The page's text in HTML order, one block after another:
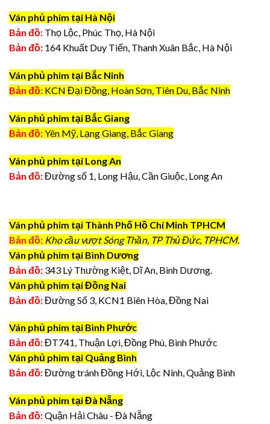
Ván phủ phim tại Hà Nội
Bản đồ: Thọ Lộc, Phúc Thọ, Hà Nội
Bản đồ: 164 Khuất Duy Tiến, Thanh Xuân Bắc, Hà Nội
Ván phủ phim tại Bắc Ninh
Bản đồ: KCN Đại Đồng, Hoàn Sơn, Tiên Du, Bắc Ninh
Ván phủ phim tại Bắc Giang
Bản đồ:Yên Mỹ, Lạng Giang, Bắc Giang
Ván phủ phim tại Long An
Bản đồ:Đường số 1, Long Hậu, Cần Giuộc, Long An
Ván phủ phim tại Thành Phố Hồ Chí Minh TPHCM
Bản đồ: Kho cầu vượt Sóng Thần, TP Thủ Đức, TPHCM.
Ván phủ phim tại Bình Dương
Bản đồ: 343 Lý Thường Kiệt, Dĩ An, Bình Dương.
Ván phủ phim tại Đồng Nai
Bản đồ:Đường Số 3, KCN1 Biên Hòa, Đồng Nai
Ván phủ phim tại Bình Phước
Bản đồ:ĐT741, Thuận Lợi, Đồng Phú, Bình Phước
Ván phủ phim tại Quảng Bình
Bản đồ:Đường tránh Đồng Hới, Lộc Ninh, Quảng Bình
Ván phủ phim tại Đà Nẵng
Bản đồ:Quận Hải Châu - Đà Nẵng